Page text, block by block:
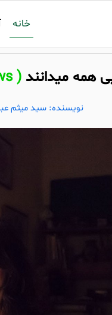
خانه
همه میدانند ( Everybody knows)
نویسنده: سید میثم